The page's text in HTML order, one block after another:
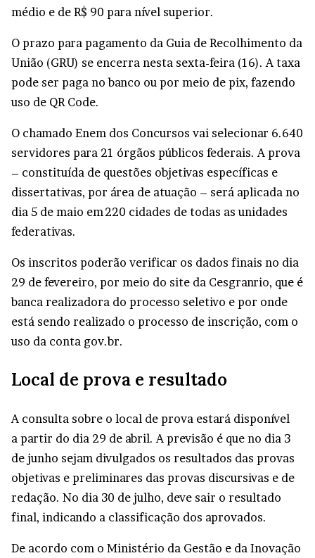
médio e de R$ 90 para nível superior.
O prazo para pagamento da Guia de Recolhimento da
União (GRU) se encerra nesta sexta-feira (16). A taxa
pode ser paga no banco ou por meio de pix, fazendo
uso de QR Code.
O chamado Enem dos Concursos vai selecionar 6.640
servidores para 21 órgãos públicos federais. A prova
– constituída de questões objetivas específicas e
dissertativas, por área de atuação – será aplicada no
dia 5 de maio em 220 cidades de todas as unidades
federativas.
Os inscritos poderão verificar os dados finais no dia
29 de fevereiro, por meio do site da Cesgranrio, que é
banca realizadora do processo seletivo e por onde
está sendo realizado o processo de inscrição, com o
uso da conta gov.br.
Local de prova e resultado
A consulta sobre o local de prova estará disponível
a partir do dia 29 de abril. A previsão é que no dia 3
de junho sejam divulgados os resultados das provas
objetivas e preliminares das provas discursivas e de
redação. No dia 30 de julho, deve sair o resultado
final, indicando a classificação dos aprovados.
De acordo com o Ministério da Gestão e da Inovação